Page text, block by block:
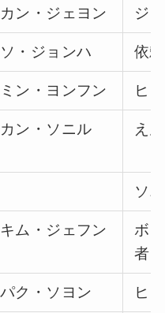
カン・ジェヨン ジ
ソ・ジョンハ 依
ミン・ヨンフン ヒ
カン・ソニル え
ソ
キム・ジェフン
ボ
者
パク・ソヨン ヒ